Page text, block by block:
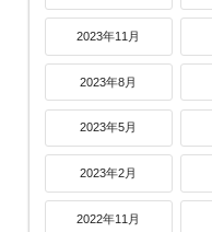
2023年11月
2023年8月
2023年5月
2023年2月
2022年11月